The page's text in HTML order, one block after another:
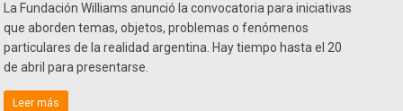
La Fundación Williams anunció la convocatoria para iniciativas
que aborden temas, objetos, problemas o fenómenos
particulares de la realidad argentina. Hay tiempo hasta el 20
de abril para presentarse.
Leer más